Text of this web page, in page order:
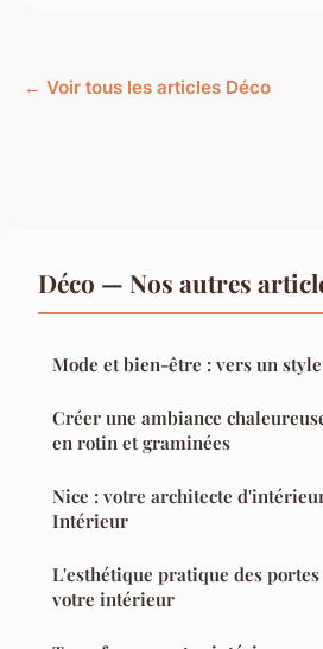
← Voir tous les articles Déco
Déco — Nos autres
Mode et bien-être : vers un
Créer une ambiance
en rotin et graminées
Nice : votre architecte
Intérieur
L'esthétique pratique des
votre intérieur